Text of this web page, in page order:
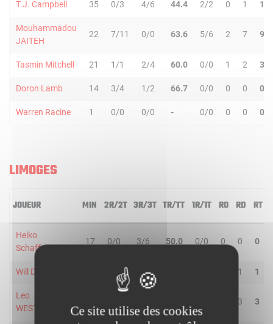
T.J. Campbell 35 0/3 4/6 44.4 2/2 0 1 1
Mouhammadou
JAITEH
22 7/11 0/0 63.6 5/6 2 7 9
Tasmin Mitchell 21 1/1 2/4 60.0 0/0 1 2 3
Doron Lamb 14 3/4 1/2 66.7 0/0 0 0 0
Warren Racine 1 0/0 0/0 - 0/0 0 0 0
LIMOGES
JOUEUR MIN 2R/2T 3R/3T TR/TT 1R/1T RO RD RT
Heiko
Schaffartzik
17 0/0 3/6 50.0 0/0 0 0 0
Will Daniels 0/1 1 1
Leo
WESTERMANN
3 3
Ce site utilise des cookies